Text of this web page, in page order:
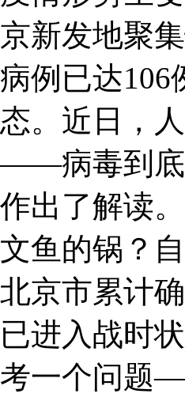
京新发地聚
病例已达106
态。近日，
——病毒到底
作出了解读
文鱼的锅？
北京市累计
已进入战时
考一个问题